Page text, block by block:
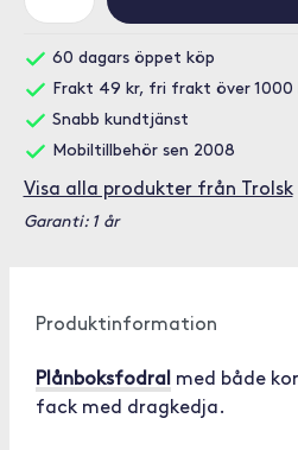
60 dagars öppet köp
Frakt 49 kr, fri frakt över 1000
Snabb kundtjänst
Mobiltillbehör sen 2008
Visa alla produkter från Trolsk
Garanti: 1 år
Produktinformation
Plånboksfodral med både
fack med dragkedja.